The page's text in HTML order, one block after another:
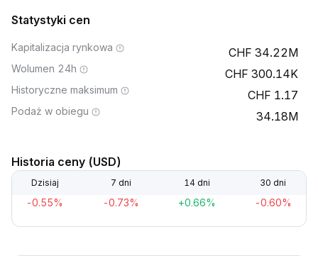
Statystyki cen
Kapitalizacja rynkowa 34.22M
Wolumen 24h 300.14K
Historyczne maksimum 1.17
Podaż w obiegu 34.18M
Historia ceny (USD)
Dzisiaj 7 dni 14 dni 30 dni
-0.55% -0.73% +0.66% -0.60%